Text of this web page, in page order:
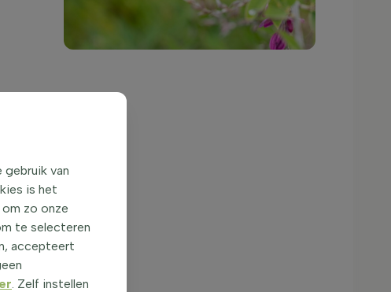
gebruik van
is het
zo onze
te selecteren
accepteert
. Zelf instellen